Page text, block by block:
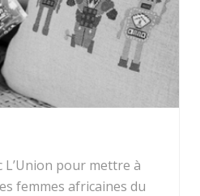
L’Union pour mettre à
femmes africaines du